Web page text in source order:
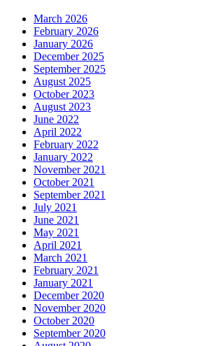
March 2026
February 2026
January 2026
December 2025
September 2025
August 2025
October 2023
August 2023
June 2022
April 2022
February 2022
January 2022
November 2021
October 2021
September 2021
July 2021
June 2021
May 2021
April 2021
March 2021
February 2021
January 2021
December 2020
November 2020
October 2020
September 2020